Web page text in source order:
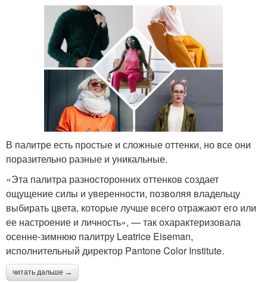
В палитре есть простые и сложные оттенки, но все они
поразительно разные и уникальные.
«Эта палитра разносторонних оттенков создает
ощущение силы и уверенности, позволяя владельцу
выбирать цвета, которые лучше всего отражают его или
ее настроение и личность», — так охарактеризовала
осенне-зимнюю палитру Leatrice Eiseman,
исполнительный директор Pantone Color Institute.
читать дальше →